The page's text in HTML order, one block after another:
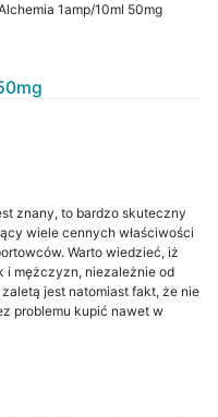
1amp/10ml 50mg
znany, to bardzo skuteczny
wiele cennych właściwości
Warto wiedzieć, iż
i mężczyzn, niezależnie od
jest natomiast fakt, że nie
problemu kupić nawet w